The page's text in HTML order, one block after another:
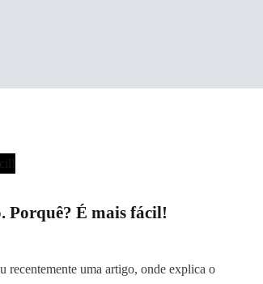
Porquê? É mais fácil!
uma artigo, onde explica o